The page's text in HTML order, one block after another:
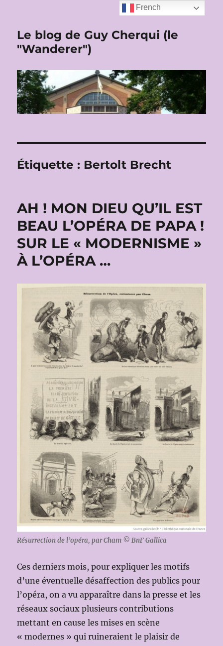
Le blog de Guy Cherqui (le
"Wanderer")
Étiquette : Bertolt Brecht
AH ! MON DIEU QU’IL EST
BEAU L’OPÉRA DE PAPA !
SUR LE « MODERNISME »
À L’OPÉRA …
Résurrection de l’opéra, par Cham © BnF Gallica
Ces derniers mois, pour expliquer les motifs
d’une éventuelle désaffection des publics pour
l’opéra, on a vu apparaître dans la presse et les
réseaux sociaux plusieurs contributions
mettant en cause les mises en scène
« modernes » qui ruineraient le plaisir de
French